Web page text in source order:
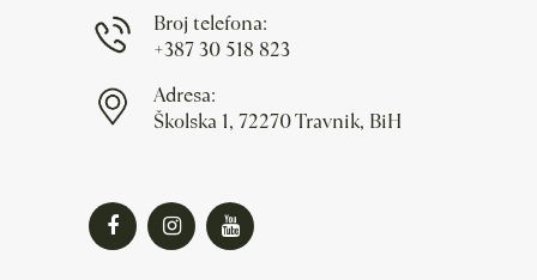
Broj telefona:
+387 30 518 823
Adresa:
Školska 1, 72270 Travnik, BiH